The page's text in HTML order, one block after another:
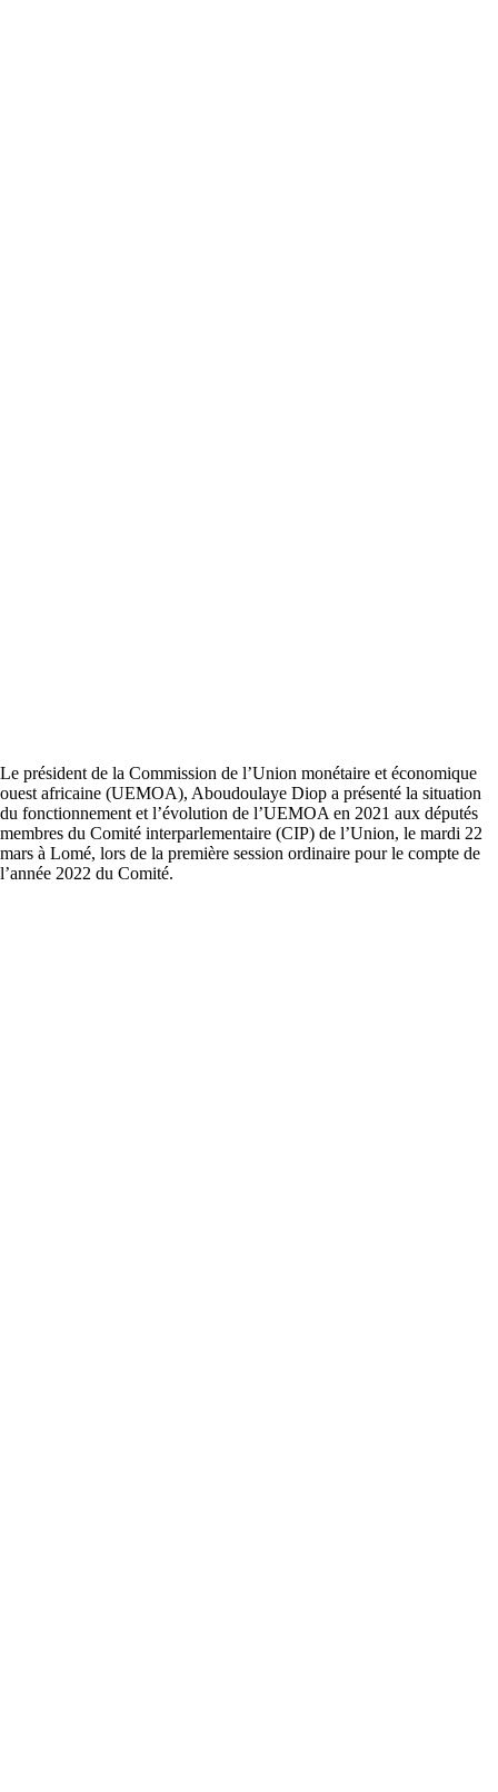
Le président de la Commission de l’Union monétaire et économique
ouest africaine (UEMOA), Aboudoulaye Diop a présenté la situation
du fonctionnement et l’évolution de l’UEMOA en 2021 aux députés
membres du Comité interparlementaire (CIP) de l’Union, le mardi 22
mars à Lomé, lors de la première session ordinaire pour le compte de
l’année 2022 du Comité.